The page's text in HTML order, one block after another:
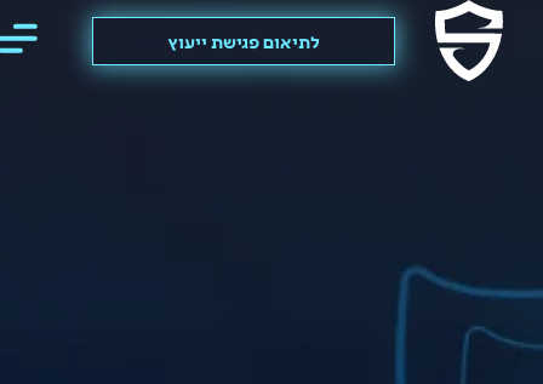
לתיאום פגישת ייעוץ